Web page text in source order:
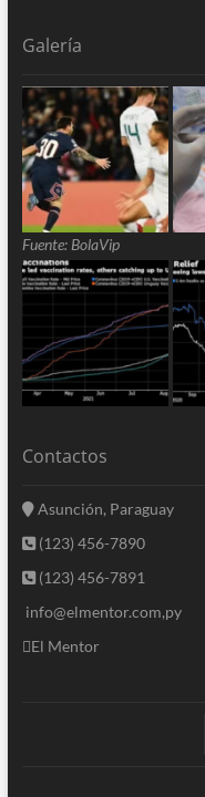
Galería
Fuente: BolaVip
Contactos
Asunción, Paraguay
(123) 456-7890
(123) 456-7891
info@elmentor.com,py
El Mentor